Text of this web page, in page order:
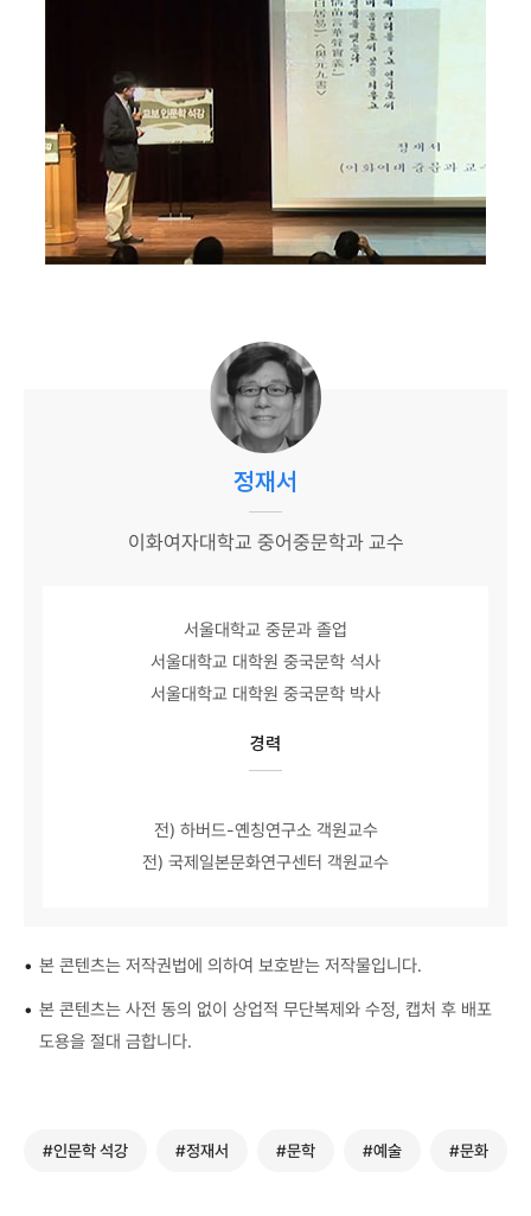
정재서
이화여자대학교 중어중문학과 교수
서울대학교 중문과 졸업
서울대학교 대학원 중국문학 석사
서울대학교 대학원 중국문학 박사
경력
전) 하버드-옌칭연구소 객원교수
전) 국제일본문화연구센터 객원교수
• 본 콘텐츠는 저작권법에 의하여 보호받는 저작물입니다.
• 본 콘텐츠는 사전 동의 없이 상업적 무단복제와 수정, 캡처 후 배포
도용을 절대 금합니다.
#인문학 석강 #정재서 #문학 #예술 #문화